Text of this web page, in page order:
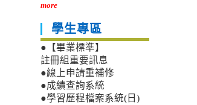
more
學生專區
●【畢業標準】
註冊組重要訊息
●線上申請重補修
●成績查詢系統
●學習歷程檔案系統(日)